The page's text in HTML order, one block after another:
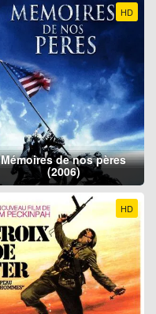
HD
Mémoires de nos pères
(2006)
HD